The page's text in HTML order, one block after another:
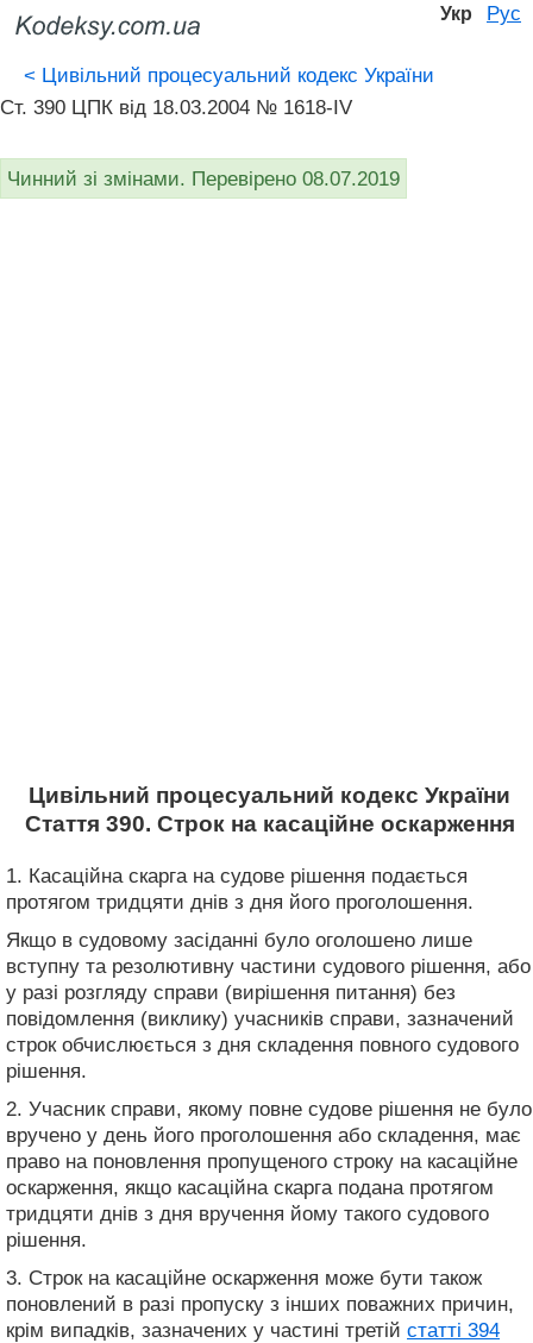
Укр Рус
< Цивільний процесуальний кодекс України
Ст. 390 ЦПК від 18.03.2004 № 1618-IV
Чинний зі змінами. Перевірено 08.07.2019
Цивільний процесуальний кодекс України
Стаття 390. Строк на касаційне оскарження
1. Касаційна скарга на судове рішення подається
протягом тридцяти днів з дня його проголошення.
Якщо в судовому засіданні було оголошено лише
вступну та резолютивну частини судового рішення, або
у разі розгляду справи (вирішення питання) без
повідомлення (виклику) учасників справи, зазначений
строк обчислюється з дня складення повного судового
рішення.
2. Учасник справи, якому повне судове рішення не було
вручено у день його проголошення або складення, має
право на поновлення пропущеного строку на касаційне
оскарження, якщо касаційна скарга подана протягом
тридцяти днів з дня вручення йому такого судового
рішення.
3. Строк на касаційне оскарження може бути також
поновлений в разі пропуску з інших поважних причин,
крім випадків, зазначених у частині третій статті 394